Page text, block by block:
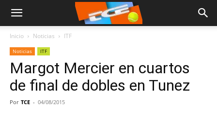
Inicio Noticias ITF
Noticias ITF
Margot Mercier en cuartos
de final de dobles en Tunez
Por TCE - 04/08/2015